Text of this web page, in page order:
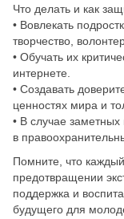
Что делать и как
• Вовлекать
творчество,
• Обучать их
интернете.
• Создавать
ценностях мира и
• В случае
в
Помните, что
предотвращении
поддержка и
будущего для